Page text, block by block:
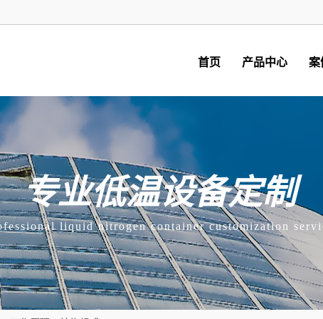
首页 产品中心 案
专业低温设备定制
liquid nitrogen container customization